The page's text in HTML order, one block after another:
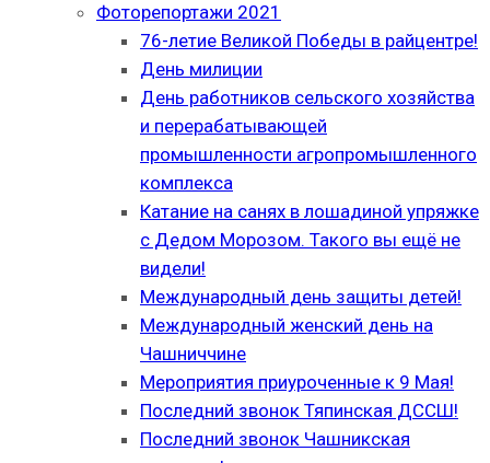
Фоторепортажи 2021
76-летие Великой Победы в райцентре!
День милиции
День работников сельского хозяйства
и перерабатывающей
промышленности агропромышленного
комплекса
Катание на санях в лошадиной упряжке
с Дедом Морозом. Такого вы ещё не
видели!
Международный день защиты детей!
Международный женский день на
Чашниччине
Мероприятия приуроченные к 9 Мая!
Последний звонок Тяпинская ДССШ!
Последний звонок Чашникская